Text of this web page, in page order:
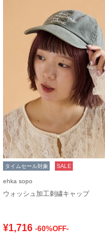
タイムセール対象 SALE
ehka sopo
ウォッシュ加工刺繍キャップ
¥1,716 -60%OFF-